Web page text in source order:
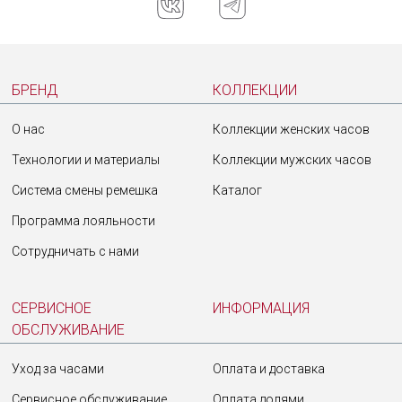
БРЕНД КОЛЛЕКЦИИ
О нас
Технологии и материалы
Система смены ремешка
Программа лояльности
Сотрудничать с нами
Коллекции женских часов
Коллекции мужских часов
Каталог
СЕРВИСНОЕ
ОБСЛУЖИВАНИЕ
ИНФОРМАЦИЯ
Уход за часами Оплата и доставка